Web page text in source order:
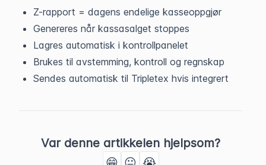
Z-rapport = dagens endelige kasseoppgjør
Genereres når kassasalget stoppes
Lagres automatisk i kontrollpanelet
Brukes til avstemming, kontroll og regnskap
Sendes automatisk til Tripletex hvis integrert
Var denne artikkelen hjelpsom?